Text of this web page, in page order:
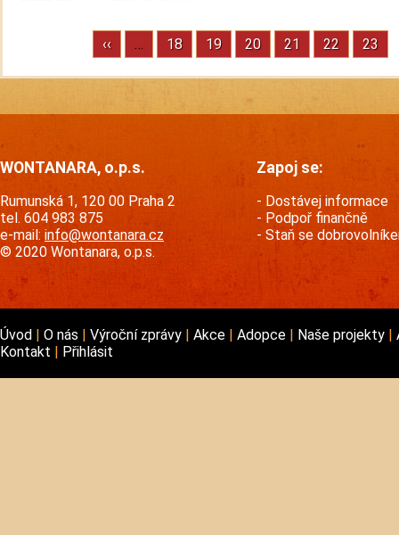
Pagination
Previous
page
‹‹ … Stránka
18 Stránka
19 Stránka
20 Stránka
21 Stránka
22 23
WONTANARA, o.p.s.
Rumunská 1, 120 00 Praha 2
tel. 604 983 875
e-mail: info@wontanara.cz
© 2020 Wontanara, o.p.s.
Zapoj se:
Dostávej informace
Podpoř finančně
Staň se
Úvod O nás Výroční zprávy Akce Adopce Naše projekty
Kontakt
Přihlásit